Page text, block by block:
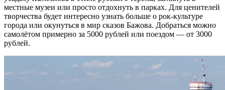
местные музеи или просто отдохнуть в парках. Для ценителей
творчества будет интересно узнать больше о рок-культуре
города или окунуться в мир сказов Бажова. Добраться можно
самолётом примерно за 5000 рублей или поездом — от 3000
рублей.